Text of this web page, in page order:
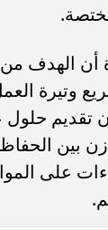
أن الهدف
وتيرة
تقديم حلول
بين
على